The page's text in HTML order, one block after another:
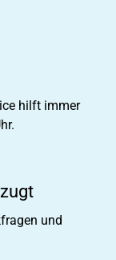
hilft immer
und